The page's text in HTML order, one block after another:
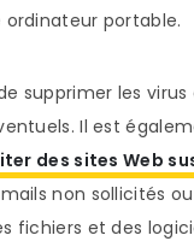
portable.
supprimer les virus
Il est
des sites Web
non sollicités
fichiers et des